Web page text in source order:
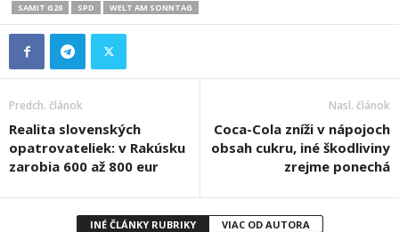
SAMIT G20
SPD WELT AM SONNTAG
Predch. článok
Realita slovenských
opatrovateliek: v Rakúsku
zarobia 600 až 800 eur
Nasl. článok
Coca-Cola zníži v nápojoch
obsah cukru, iné škodliviny
zrejme ponechá
INÉ ČLÁNKY RUBRIKY VIAC OD AUTORA